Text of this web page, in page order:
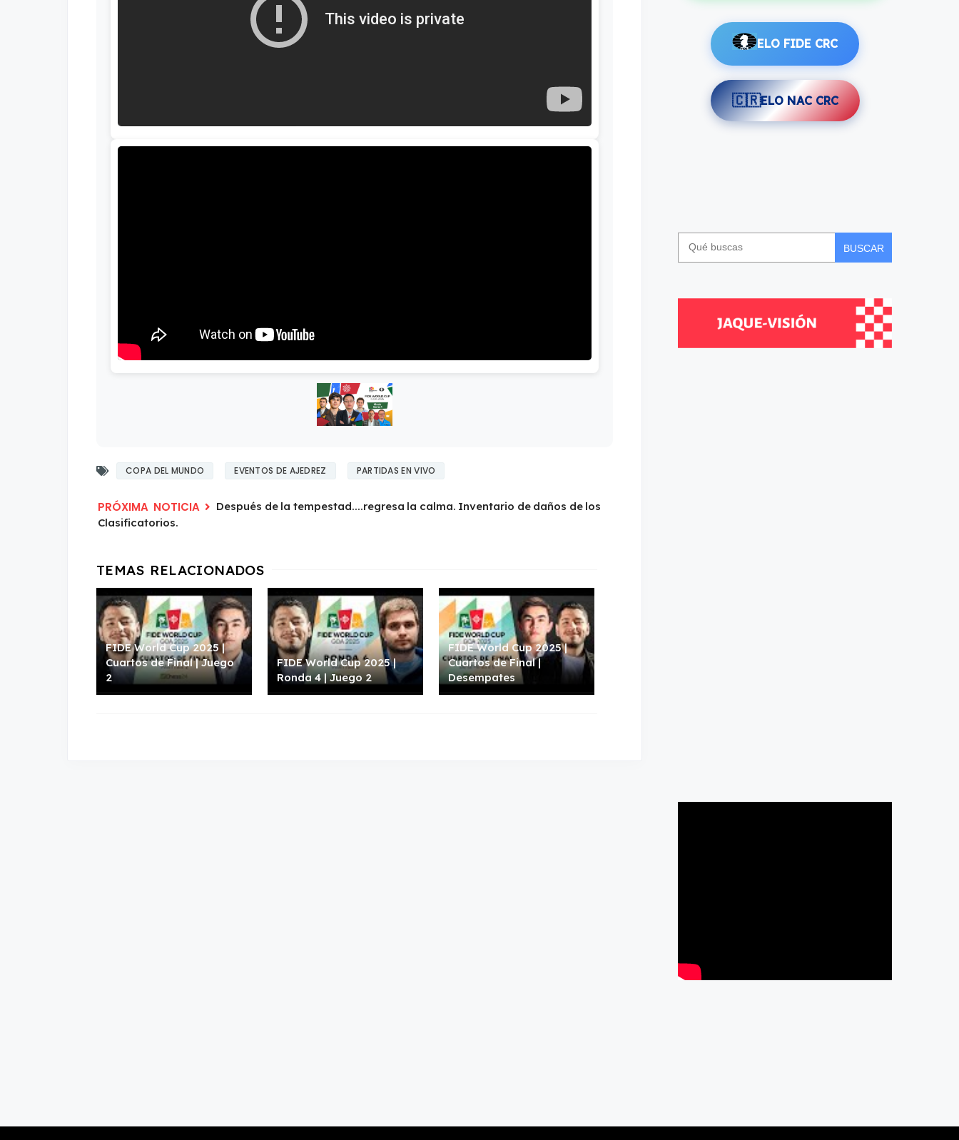
COPA DEL MUNDO EVENTOS DE AJEDREZ PARTIDAS EN VIVO
Después de la tempestad....regresa la calma. Inventario de daños de los
Clasificatorios.
FIDE World Cup 2025 |
Cuartos de Final | Juego
2
FIDE World Cup 2025 |
Ronda 4 | Juego 2
FIDE World Cup 2025 |
Cuartos de Final |
Desempates
ELO FIDE CRC
🇨🇷ELO NAC CRC
BUSCAR